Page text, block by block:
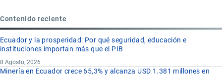
Contenido reciente
Ecuador y la prosperidad: Por qué seguridad, educación e
instituciones importan más que el PIB
8 Agosto, 2026
Minería en Ecuador crece 65,3% y alcanza USD 1.381 millones en